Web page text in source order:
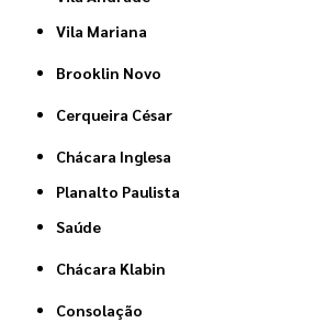
Vila Mariana
Brooklin Novo
Cerqueira César
Chácara Inglesa
Planalto Paulista
Saúde
Chácara Klabin
Consolação